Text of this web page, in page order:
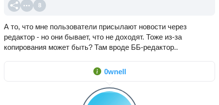
8
А то, что мне пользователи присылают новости через
редактор - но они бывает, что не доходят. Тоже из-за
копирования может быть? Там вроде ББ-редактор..
0wnell